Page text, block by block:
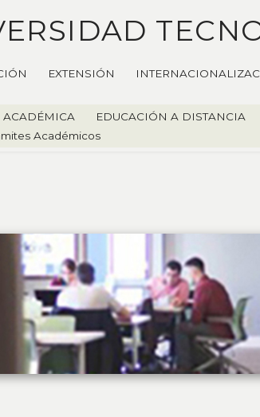
EXTENSIÓN
ACADÉMICA EDUCACIÓN A DISTANCIA
Académicos